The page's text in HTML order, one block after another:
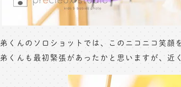
弟くんのソロショットでは、このニコニコ笑顔
弟くんも最初緊張があったかと思いますが、近